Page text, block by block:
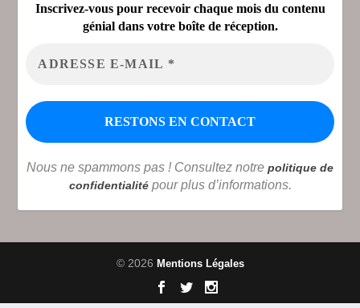
Inscrivez-vous pour recevoir chaque mois du contenu
génial dans votre boîte de réception.
Nous ne spammons pas ! Consultez notre politique de
confidentialitépour plus d’informations.
© 2026 Mentions Légales